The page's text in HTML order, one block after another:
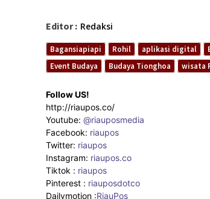
Editor : Redaksi
Bagansiapiapi Rohil aplikasi digital
Event Budaya
Budaya Tionghoa wisata
Follow US!
http://riaupos.co/
Youtube: @riauposmedia
Facebook: riaupos
Twitter: riaupos
Instagram: riaupos.co
Tiktok : riaupos
Pinterest : riauposdotco
Dailymotion :RiauPos